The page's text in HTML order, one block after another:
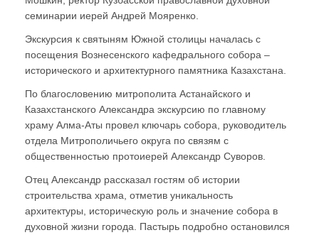
семинарии иерей Андрей Мояренко.
Экскурсия к святыням Южной столицы началась с
посещения Вознесенского кафедрального собора –
исторического и архитектурного памятника Казахстана.
По благословению митрополита Астанайского и
Казахстанского Александра экскурсию по главному
храму Алма-Аты провел ключарь собора, руководитель
отдела Митрополичьего округа по связям с
общественностью протоиерей Александр Суворов.
Отец Александр рассказал гостям об истории
строительства храма, отметив уникальность
архитектуры, историческую роль и значение собора в
духовной жизни города. Пастырь подробно остановился